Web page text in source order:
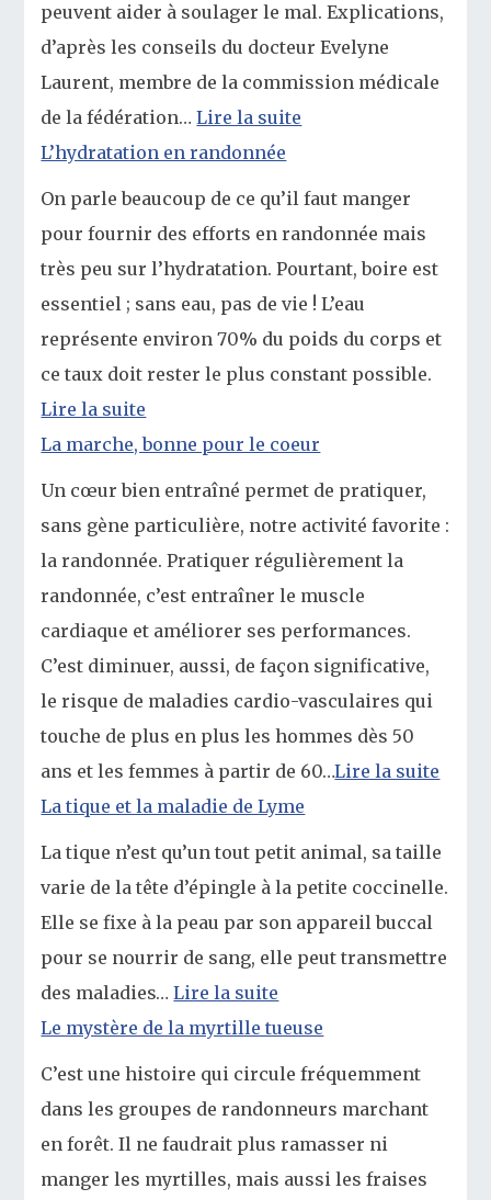
peuvent aider à soulager le mal. Explications,
d’après les conseils du docteur Evelyne
Laurent, membre de la commission médicale
de la fédération…Lire la suite
L’hydratation en randonnée
On parle beaucoup de ce qu’il faut manger
pour fournir des efforts en randonnée mais
très peu sur l’hydratation. Pourtant, boire est
essentiel ; sans eau, pas de vie ! L’eau
représente environ 70% du poids du corps et
ce taux doit rester le plus constant possible.
Lire la suite
La marche, bonne pour le coeur
Un cœur bien entraîné permet de pratiquer,
sans gène particulière, notre activité favorite :
la randonnée. Pratiquer régulièrement la
randonnée, c’est entraîner le muscle
cardiaque et améliorer ses performances.
C’est diminuer, aussi, de façon significative,
le risque de maladies cardio-vasculaires qui
touche de plus en plus les hommes dès 50
ans et les femmes à partir de 60…Lire la suite
La tique et la maladie de Lyme
La tique n’est qu’un tout petit animal, sa taille
varie de la tête d’épingle à la petite coccinelle.
Elle se fixe à la peau par son appareil buccal
pour se nourrir de sang, elle peut transmettre
des maladies…Lire la suite
Le mystère de la myrtille tueuse
C’est une histoire qui circule fréquemment
dans les groupes de randonneurs marchant
en forêt. Il ne faudrait plus ramasser ni
manger les myrtilles, mais aussi les fraises